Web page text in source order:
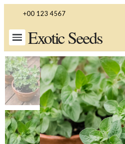
+00 123 4567
Exotic Seeds